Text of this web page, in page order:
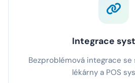
Integrace
Bezproblémová integrace
lékárny a POS